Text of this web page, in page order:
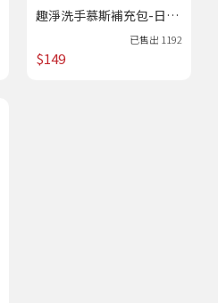
趣淨洗手慕斯補充包-日本
獅王｜居家生活 /熱賣
已售出 1192
$149